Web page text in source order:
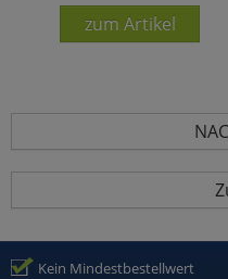
zum Artikel
Kein Mindestbestellwert